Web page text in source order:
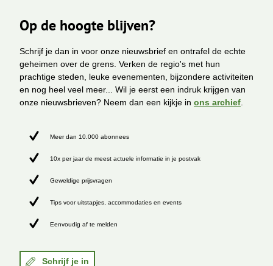
Op de hoogte blijven?
Schrijf je dan in voor onze nieuwsbrief en ontrafel de echte
geheimen over de grens. Verken de regio's met hun
prachtige steden, leuke evenementen, bijzondere activiteiten
en nog heel veel meer... Wil je eerst een indruk krijgen van
onze nieuwsbrieven? Neem dan een kijkje in ons archief
Meer dan 10.000 abonnees
10x per jaar de meest actuele informatie in je postvak
Geweldige prijsvragen
Tips voor uitstapjes, accommodaties en events
Eenvoudig af te melden
Schrijf je in